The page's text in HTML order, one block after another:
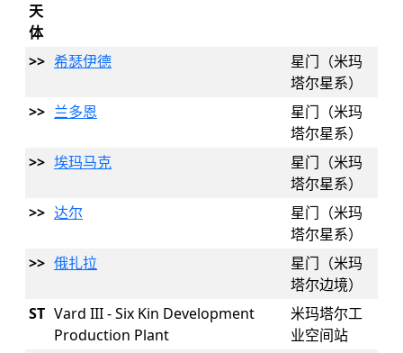
天
体
>> 希瑟伊德
星门（米玛
塔尔星系）
>> 兰多恩
星门（米玛
塔尔星系）
>> 埃玛马克
星门（米玛
塔尔星系）
>> 达尔
星门（米玛
塔尔星系）
>> 俄扎拉
星门（米玛
塔尔边境）
ST Vard III - Six Kin Development
Production Plant
米玛塔尔工
业空间站